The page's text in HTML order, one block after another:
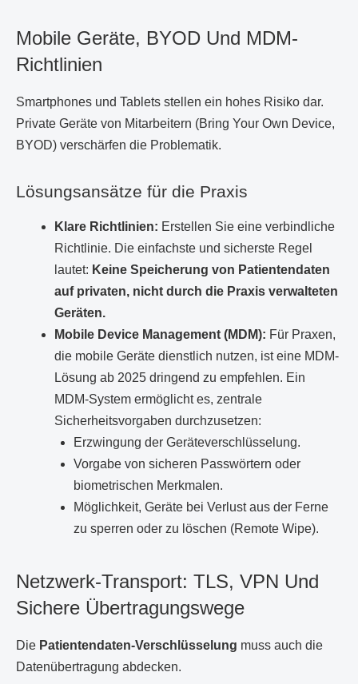
Mobile Geräte, BYOD Und MDM-
Richtlinien
Smartphones und Tablets stellen ein hohes Risiko dar.
Private Geräte von Mitarbeitern (Bring Your Own Device,
BYOD) verschärfen die Problematik.
Lösungsansätze für die Praxis
Klare Richtlinien: Erstellen Sie eine verbindliche
Richtlinie. Die einfachste und sicherste Regel
lautet: Keine Speicherung von Patientendaten
auf privaten, nicht durch die Praxis verwalteten
Geräten.
Mobile Device Management (MDM): Für Praxen,
die mobile Geräte dienstlich nutzen, ist eine MDM-
Lösung ab 2025 dringend zu empfehlen. Ein
MDM-System ermöglicht es, zentrale
Sicherheitsvorgaben durchzusetzen:
Erzwingung der Geräteverschlüsselung.
Vorgabe von sicheren Passwörtern oder
biometrischen Merkmalen.
Möglichkeit, Geräte bei Verlust aus der Ferne
zu sperren oder zu löschen (Remote Wipe).
Netzwerk-Transport: TLS, VPN Und
Sichere Übertragungswege
Die Patientendaten-Verschlüsselung muss auch die
Datenübertragung abdecken.